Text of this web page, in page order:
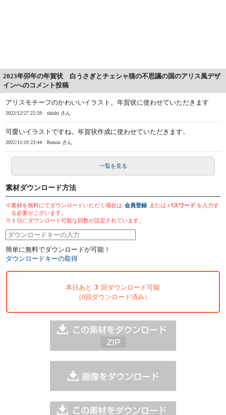
2023年卯年の年賀状 白うさぎとチェシャ猫の不思議の国のアリス風デザ
インへのコメント投稿
アリスモチーフのかわいいイラスト。年賀状に使わせていただきます
2022/12/27 22:59 shishi さん
可愛いイラストですね。年賀状作成に使わせていただきます。
2022/11/19 23:44 Renoir さん
一覧を見る
素材ダウンロード方法
※素材を無料にてダウンロードいただく場合は 会員登録 またはパスワード を入力す
る必要がございます。
※１日にダウンロード可能な回数が設定されています。
簡単に無料でダウンロードが可能！
ダウンロードキーの取得
本日あと 3 回ダウンロード可能
（0回ダウンロード済み）